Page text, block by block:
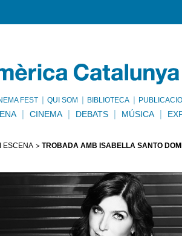
FEST QUI SOM BIBLIOTECA
CINEMA DEBATS MÚSICA
ESCENA TROBADA AMB ISABELLA SANTO